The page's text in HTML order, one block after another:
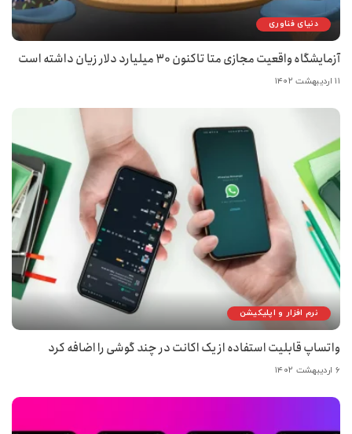
دنیای فناوری
آزمایشگاه واقعیت مجازی متا تاکنون 30 میلیارد دلار زیان داشته است
۱۱ اردیبهشت ۱۴۰۲
نرم افزار و اپلیکیشن
واتساپ قابلیت استفاده از یک اکانت در چند گوشی را اضافه کرد
۶ اردیبهشت ۱۴۰۲